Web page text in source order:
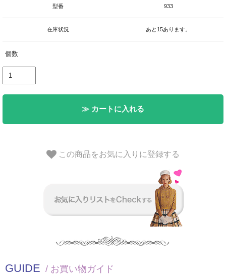
型番 933
在庫状況 あと15あります。
個数
≫ カートに入れる
この商品をお気に入りに登録する
GUIDE / お買い物ガイド